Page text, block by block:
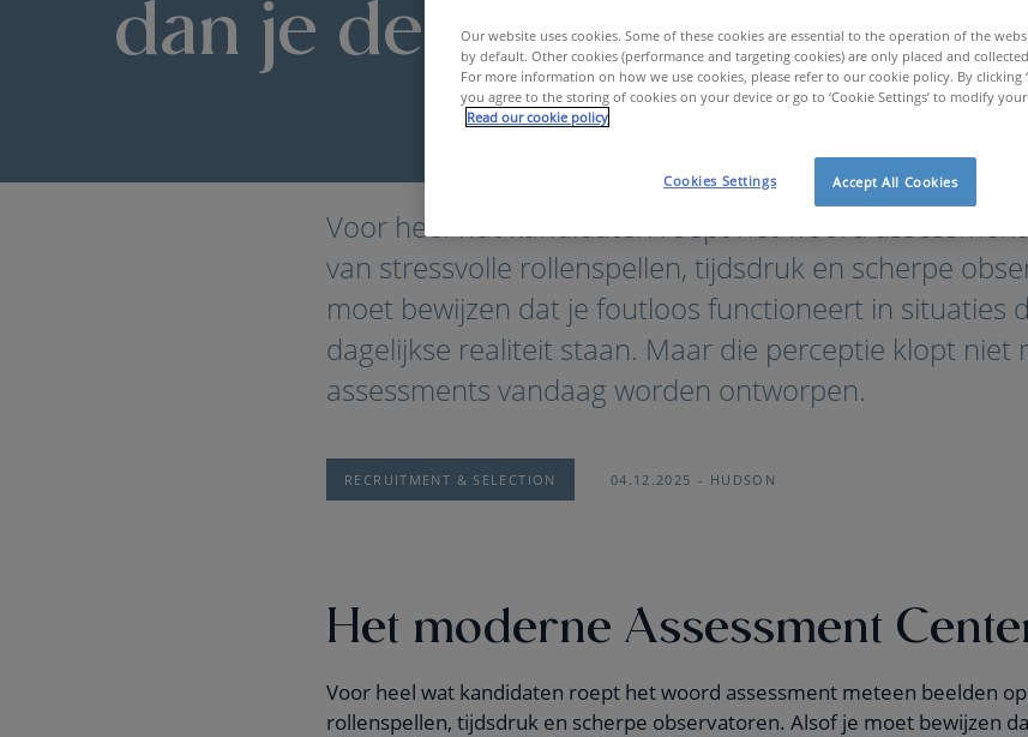
dan je denkt
Voor heel wat kandidaten roept het woord
van stressvolle rollenspellen, tijdsdruk en scherpe
moet bewijzen dat je foutloos functioneert in situaties
dagelijkse realiteit staan. Maar die perceptie klopt niet
assessments vandaag worden ontworpen.
RECRUITMENT & SELECTION 04.12.2025 HUDSON
Het moderne Assessment
Voor heel wat kandidaten roept het woord assessment meteen beelden
rollenspellen, tijdsdruk en scherpe observatoren. Alsof je moet bewijzen
Our website uses cookies. Some of these cookies are essential to the operation of the
by default. Other cookies (performance and targeting cookies) are only placed and
For more information on how we use cookies, please refer to our cookie policy. By clicking
you agree to the storing of cookies on your device or go to ‘Cookie Settings’ to modify
Read our cookie policy
Accept All Cookies
Cookies Settings